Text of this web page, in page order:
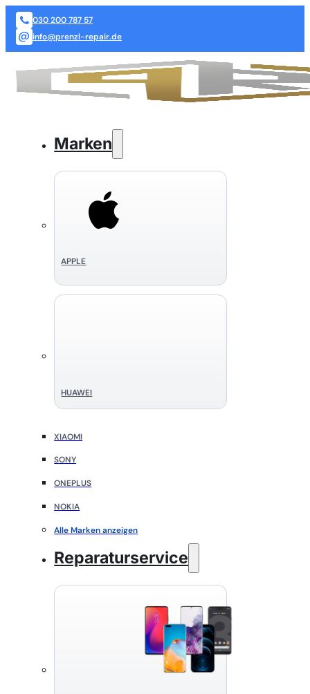
030 200 787 57
info@prenzl-repair.de
Marken
APPLE
HUAWEI
XIAOMI
SONY
ONEPLUS
NOKIA
Alle Marken anzeigen
Reparaturservice